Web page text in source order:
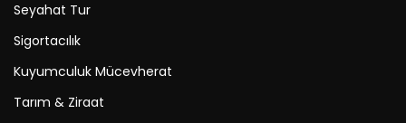
Seyahat Tur
Sigortacılık
Kuyumculuk Mücevherat
Tarım & Ziraat